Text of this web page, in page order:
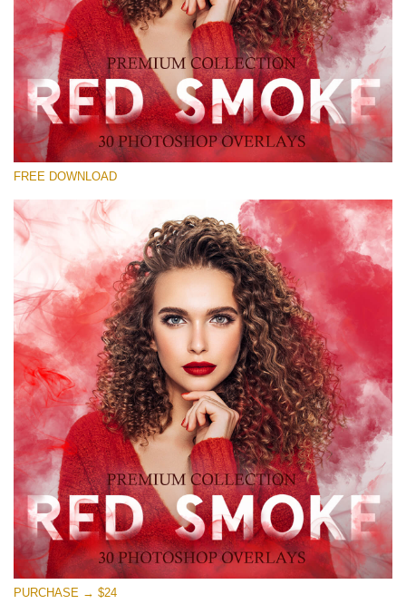
Xin hãy lựa chọn
Free Red Smoke Overlay #19
Small 800*533px
Red Smoke
(30 Overlays)
Sky Boundless
(347 Overlays)
Large 6000*4000px
Entire Collection
(1783 Overlays)
Large 6000*4000px
Tải xuống miễn phí
FREE DOWNLOAD
PURCHASE → $24